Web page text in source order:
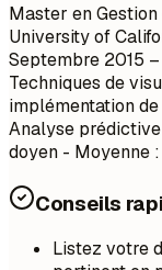
Master en
University of
Septembre 2015
Techniques de
implémentation
Analyse
doyen - Moyenne
Conseils
Listez votre